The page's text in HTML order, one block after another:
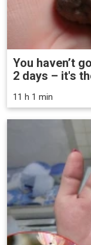
You haven’t
2 days – it's
11 h 1 min